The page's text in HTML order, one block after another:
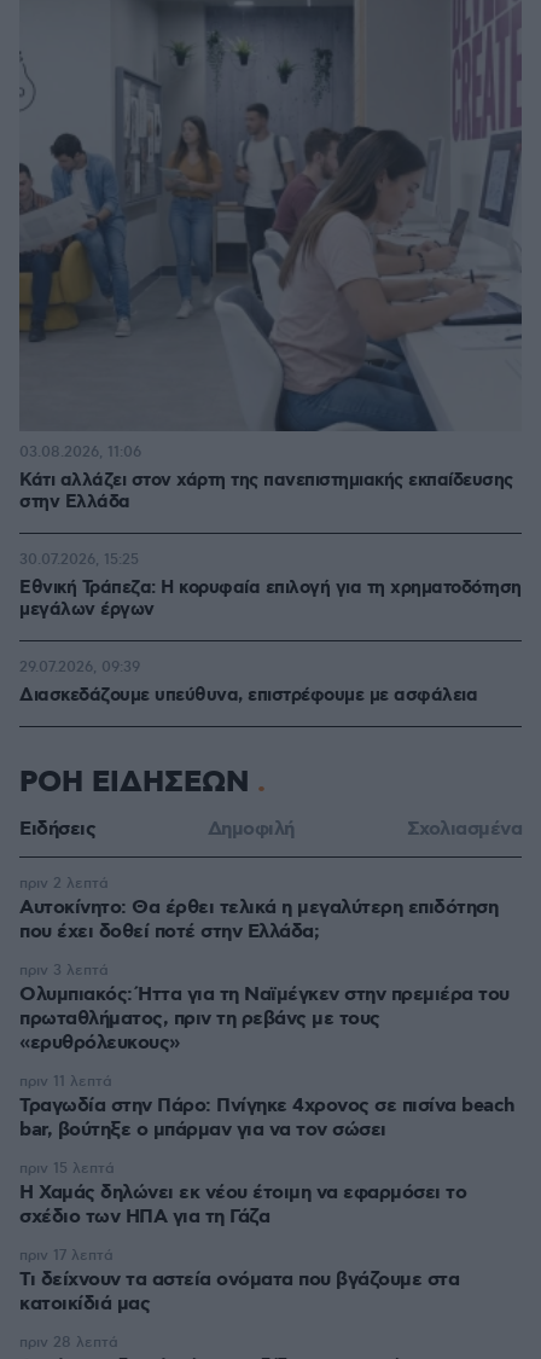
Κάτι αλλάζει στον χάρτη της πανεπιστημιακής εκπαίδευσης
στην Ελλάδα
03.08.2026, 11:06
Εθνική Τράπεζα: Η κορυφαία επιλογή για τη χρηματοδότηση
μεγάλων έργων
30.07.2026, 15:25
Διασκεδάζουμε υπεύθυνα, επιστρέφουμε με ασφάλεια
29.07.2026, 09:39
ΡΟΗ ΕΙΔΗΣΕΩΝ
Ειδήσεις Δημοφιλή Σχολιασμένα
Αυτοκίνητο: Θα έρθει τελικά η μεγαλύτερη επιδότηση
που έχει δοθεί ποτέ στην Ελλάδα;
πριν 2 λεπτά
Ολυμπιακός: Ήττα για τη Ναϊμέγκεν στην πρεμιέρα του
πρωταθλήματος, πριν τη ρεβάνς με τους
«ερυθρόλευκους»
πριν 3 λεπτά
Τραγωδία στην Πάρο: Πνίγηκε 4χρονος σε πισίνα beach
bar, βούτηξε ο μπάρμαν για να τον σώσει
πριν 11 λεπτά
Η Χαμάς δηλώνει εκ νέου έτοιμη να εφαρμόσει το
σχέδιο των ΗΠΑ για τη Γάζα
πριν 15 λεπτά
Τι δείχνουν τα αστεία ονόματα που βγάζουμε στα
κατοικίδιά μας
πριν 17 λεπτά
πριν 28 λεπτά